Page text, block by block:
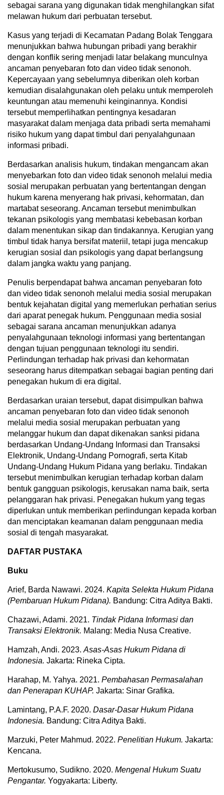
sebagai sarana yang digunakan tidak menghilangkan sifat
melawan hukum dari perbuatan tersebut.
Kasus yang terjadi di Kecamatan Padang Bolak Tenggara
menunjukkan bahwa hubungan pribadi yang berakhir
dengan konflik sering menjadi latar belakang munculnya
ancaman penyebaran foto dan video tidak senonoh.
Kepercayaan yang sebelumnya diberikan oleh korban
kemudian disalahgunakan oleh pelaku untuk memperoleh
keuntungan atau memenuhi keinginannya. Kondisi
tersebut memperlihatkan pentingnya kesadaran
masyarakat dalam menjaga data pribadi serta memahami
risiko hukum yang dapat timbul dari penyalahgunaan
informasi pribadi.
Berdasarkan analisis hukum, tindakan mengancam akan
menyebarkan foto dan video tidak senonoh melalui media
sosial merupakan perbuatan yang bertentangan dengan
hukum karena menyerang hak privasi, kehormatan, dan
martabat seseorang. Ancaman tersebut menimbulkan
tekanan psikologis yang membatasi kebebasan korban
dalam menentukan sikap dan tindakannya. Kerugian yang
timbul tidak hanya bersifat materiil, tetapi juga mencakup
kerugian sosial dan psikologis yang dapat berlangsung
dalam jangka waktu yang panjang.
Penulis berpendapat bahwa ancaman penyebaran foto
dan video tidak senonoh melalui media sosial merupakan
bentuk kejahatan digital yang memerlukan perhatian serius
dari aparat penegak hukum. Penggunaan media sosial
sebagai sarana ancaman menunjukkan adanya
penyalahgunaan teknologi informasi yang bertentangan
dengan tujuan penggunaan teknologi itu sendiri.
Perlindungan terhadap hak privasi dan kehormatan
seseorang harus ditempatkan sebagai bagian penting dari
penegakan hukum di era digital.
Berdasarkan uraian tersebut, dapat disimpulkan bahwa
ancaman penyebaran foto dan video tidak senonoh
melalui media sosial merupakan perbuatan yang
melanggar hukum dan dapat dikenakan sanksi pidana
berdasarkan Undang-Undang Informasi dan Transaksi
Elektronik, Undang-Undang Pornografi, serta Kitab
Undang-Undang Hukum Pidana yang berlaku. Tindakan
tersebut menimbulkan kerugian terhadap korban dalam
bentuk gangguan psikologis, kerusakan nama baik, serta
pelanggaran hak privasi. Penegakan hukum yang tegas
diperlukan untuk memberikan perlindungan kepada korban
dan menciptakan keamanan dalam penggunaan media
sosial di tengah masyarakat.
DAFTAR PUSTAKA
Buku
Arief, Barda Nawawi. 2024. Kapita Selekta Hukum Pidana
(Pembaruan Hukum Pidana). Bandung: Citra Aditya Bakti.
Chazawi, Adami. 2021. Tindak Pidana Informasi dan
Transaksi Elektronik. Malang: Media Nusa Creative.
Hamzah, Andi. 2023. Asas-Asas Hukum Pidana di
Indonesia. Jakarta: Rineka Cipta.
Harahap, M. Yahya. 2021. Pembahasan Permasalahan
dan Penerapan KUHAP. Jakarta: Sinar Grafika.
Lamintang, P.A.F. 2020. Dasar-Dasar Hukum Pidana
Indonesia. Bandung: Citra Aditya Bakti.
Marzuki, Peter Mahmud. 2022. Penelitian Hukum. Jakarta:
Kencana.
Mertokusumo, Sudikno. 2020. Mengenal Hukum Suatu
Pengantar. Yogyakarta: Liberty.